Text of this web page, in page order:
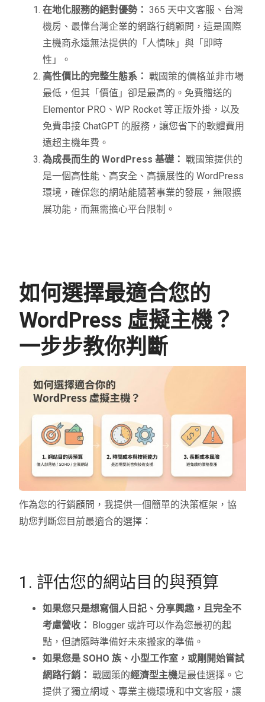
在地化服務的絕對優勢： 365 天中文客服、台灣
機房、最懂台灣企業的網路行銷顧問，這是國際
主機商永遠無法提供的「人情味」與「即時
性」。
高性價比的完整生態系： 戰國策的價格並非市場
最低，但其「價值」卻是最高的。免費贈送的
Elementor PRO、WP Rocket 等正版外掛，以及
免費串接 ChatGPT 的服務，讓您省下的軟體費用
遠超主機年費。
為成長而生的 WordPress 基礎： 戰國策提供的
是一個高性能、高安全、高擴展性的 WordPress
環境，確保您的網站能隨著事業的發展，無限擴
展功能，而無需擔心平台限制。
如何選擇最適合您的
WordPress 虛擬主機？
一步步教你判斷
作為您的行銷顧問，我提供一個簡單的決策框架，協
助您判斷您目前最適合的選擇：
1. 評估您的網站目的與預算
如果您只是想寫個人日記、分享興趣，且完全不
考慮營收：
Blogger 或許可以作為您最初的起
點，但請隨時準備好未來搬家的準備。
如果您是 SOHO 族、小型工作室，或剛開始嘗試
網路行銷： 戰國策的經濟型主機是最佳選擇。它
提供了獨立網域、專業主機環境和中文客服，讓